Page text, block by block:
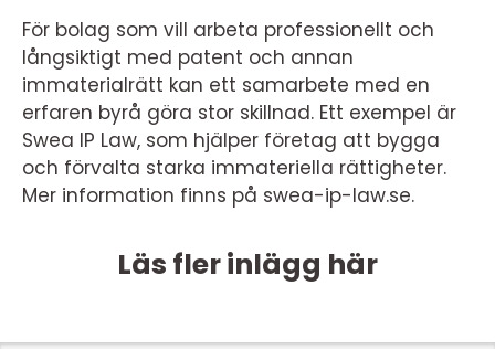
För bolag som vill arbeta professionellt och
långsiktigt med patent och annan
immaterialrätt kan ett samarbete med en
erfaren byrå göra stor skillnad. Ett exempel är
Swea IP Law, som hjälper företag att bygga
och förvalta starka immateriella rättigheter.
Mer information finns på swea-ip-law.se.
Läs fler inlägg här